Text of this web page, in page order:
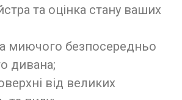
та оцінка стану ваших
миючого безпосередньо
дивана;
від великих